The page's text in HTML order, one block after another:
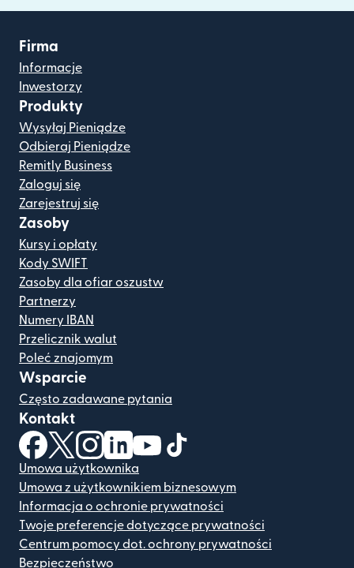
Firma
Informacje
Inwestorzy
Produkty
Wysyłaj Pieniądze
Odbieraj Pieniądze
Remitly Business
Zaloguj się
Zarejestruj się
Zasoby
Kursy i opłaty
Kody SWIFT
Zasoby dla ofiar oszustw
Partnerzy
Numery IBAN
Przelicznik walut
Poleć znajomym
Wsparcie
Często zadawane pytania
Kontakt
(otwiera się w nowym oknie)
(otwiera się w nowym oknie)
(otwiera się w nowym oknie)
(otwiera się w nowym oknie)
(otwiera się w nowym oknie)
Umowa użytkownika
Umowa z użytkownikiem biznesowym
Informacja o ochronie prywatności
Twoje preferencje dotyczące prywatności
Centrum pomocy dot. ochrony prywatności
Bezpieczeństwo